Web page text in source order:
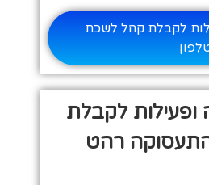
לקבלת קהל לשכת
לקבלת
רהט